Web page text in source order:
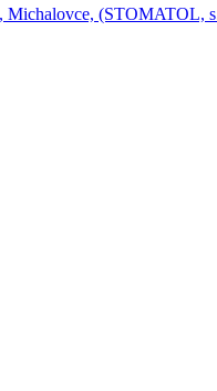
Michalovce, (STOMATOL,